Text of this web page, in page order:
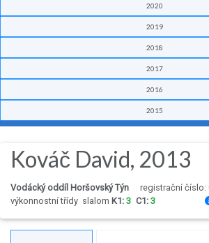
2020
2019
2018
2017
2016
2015
Kováč David, 2013
Vodácký oddíl Horšovský Týn
registrační číslo:
výkonnostní třídy slalom K1: 3 C1: 3